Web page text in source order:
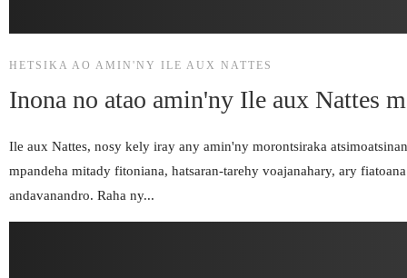
HETSIKA AO AMIN'NY ILE AUX NATTES
Inona no atao amin'ny Ile aux Nattes
Ile aux Nattes, nosy kely iray any amin'ny morontsiraka
mpandeha mitady fitoniana, hatsaran-tarehy voajanahary, ary
andavanandro. Raha ny...